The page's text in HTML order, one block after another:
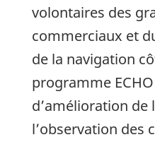
volontaires des
commerciaux et
de la navigation
programme
d’amélioration de
l’observation des